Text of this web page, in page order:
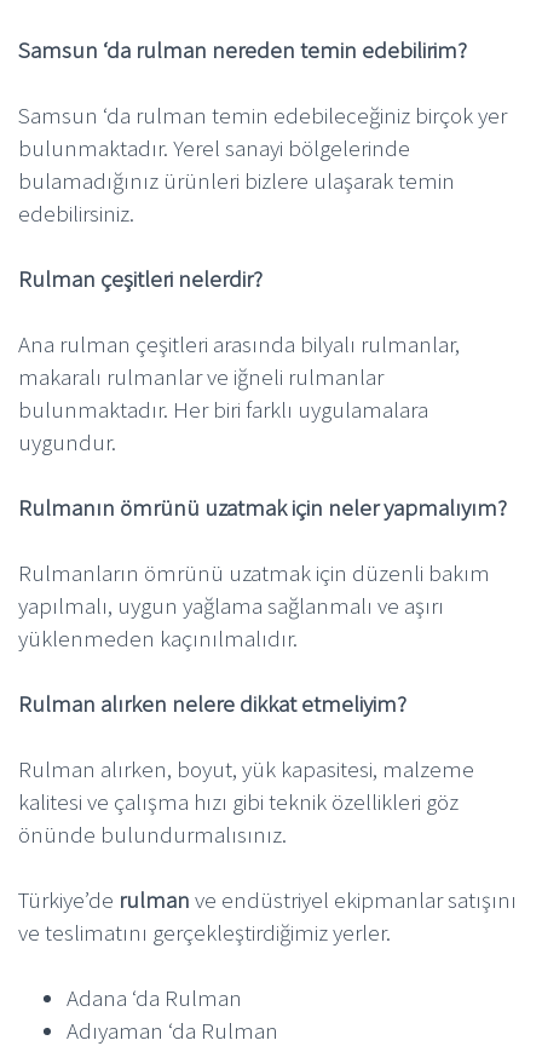
Samsun ‘da rulman nereden temin edebilirim?
Samsun ‘da rulman temin edebileceğiniz birçok yer
bulunmaktadır. Yerel sanayi bölgelerinde
bulamadığınız ürünleri bizlere ulaşarak temin
edebilirsiniz.
Rulman çeşitleri nelerdir?
Ana rulman çeşitleri arasında bilyalı rulmanlar,
makaralı rulmanlar ve iğneli rulmanlar
bulunmaktadır. Her biri farklı uygulamalara
uygundur.
Rulmanın ömrünü uzatmak için neler yapmalıyım?
Rulmanların ömrünü uzatmak için düzenli bakım
yapılmalı, uygun yağlama sağlanmalı ve aşırı
yüklenmeden kaçınılmalıdır.
Rulman alırken nelere dikkat etmeliyim?
Rulman alırken, boyut, yük kapasitesi, malzeme
kalitesi ve çalışma hızı gibi teknik özellikleri göz
önünde bulundurmalısınız.
Türkiye’de rulman ve endüstriyel ekipmanlar satışını
ve teslimatını gerçekleştirdiğimiz yerler.
Adana ‘da Rulman
Adıyaman ‘da Rulman